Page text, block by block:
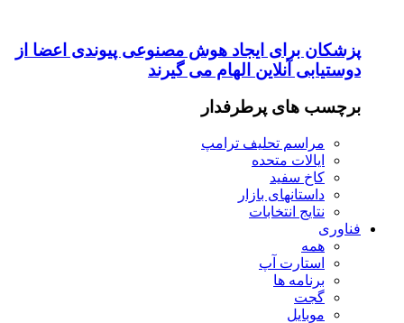
پزشکان برای ایجاد هوش مصنوعی پیوندی اعضا از
دوستیابی آنلاین الهام می گیرند
برچسب های پرطرفدار
مراسم تحلیف ترامپ
ایالات متحده
کاخ سفید
داستانهای بازار
نتایج انتخابات
فناوری
همه
استارت آپ
برنامه ها
گجت
موبایل